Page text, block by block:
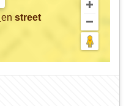
en street